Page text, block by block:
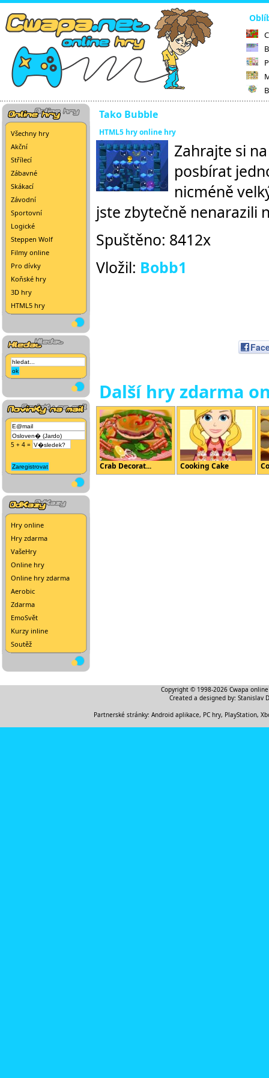
Všechny hry
Akční
Střílecí
Zábavné
Skákací
Závodní
Sportovní
Logické
Steppen Wolf
Filmy online
Pro dívky
Koňské hry
3D hry
HTML5 hry
5 + 4 =
Hry online
Hry zdarma
VašeHry
Online hry
Online hry zdarma
Aerobic
Zdarma
EmoSvět
Kurzy inline
Soutěž
Tako Bubble
HTML5 hry online hry
Zahrajte si
posbírat
nicméně
jste zbytečně nenarazili
Spuštěno: 8412x
Vložil: Bobb1
Další hry zdarma
Crab Decorat... Cooking Cake
Copyright © 1998-2026 Cwapa
Created a designed by: Stanislav
Partnerské stránky: Android aplikace, PC hry, PlayStation,